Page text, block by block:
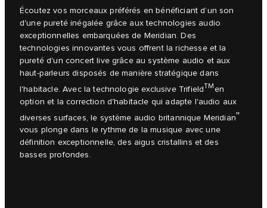
Écoutez vos morceaux préférés en bénéficiant d’un son
d'une pureté inégalée grâce aux technologies audio
exceptionnelles embarquées de Meridian. Des
technologies innovantes vous offrent la richesse et la
pureté d'un concert live grâce au système audio et aux
haut-parleurs disposés de manière stratégique dans
l'habitacle. Avec la technologie exclusive TrifieldTM en
option et la correction d'habitacle qui adapte l'audio aux
diverses surfaces, le système audio britannique Meridian††
vous plonge dans le rythme de la musique avec une
définition exceptionnelle, des aigus cristallins et des
basses profondes.